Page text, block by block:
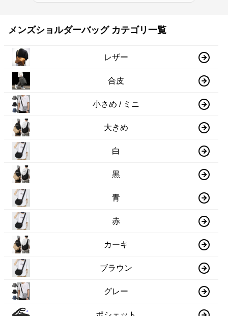
メンズショルダーバッグ カテゴリ一覧
レザー
合皮
小さめ / ミニ
大きめ
白
黒
青
赤
カーキ
ブラウン
グレー